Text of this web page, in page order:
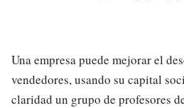
Una empresa puede mejorar el
vendedores, usando su capital
claridad un grupo de profesores